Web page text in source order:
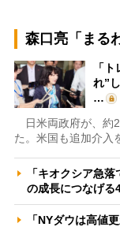
森口亮「まる
「
れ”
…
日米両政府が、約
た。米国も追加介入
「キオクシア急
の成長につなげ
「NYダウは高値